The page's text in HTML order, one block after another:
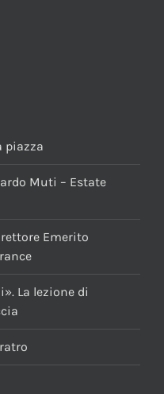
piazza
Muti – Estate
Emerito
La lezione di